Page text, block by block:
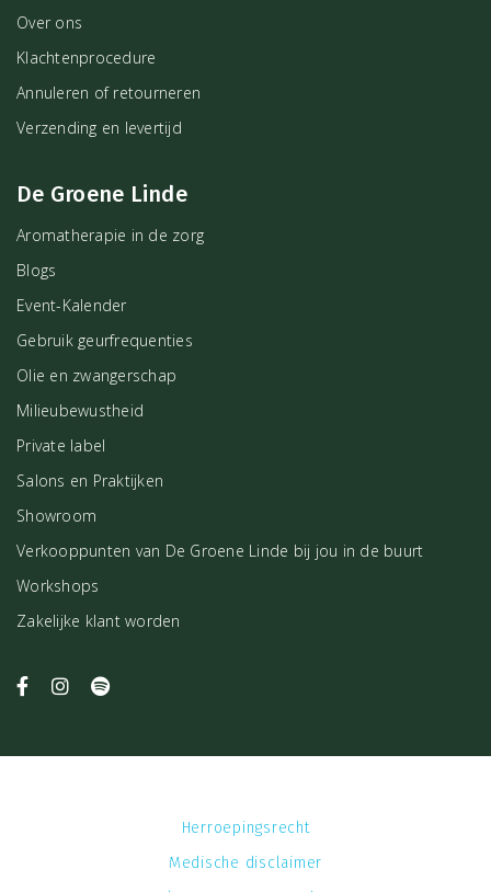
Over ons
Klachtenprocedure
Annuleren of retourneren
Verzending en levertijd
De Groene Linde
Aromatherapie in de zorg
Blogs
Event-Kalender
Gebruik geurfrequenties
Olie en zwangerschap
Milieubewustheid
Private label
Salons en Praktijken
Showroom
Verkooppunten van De Groene Linde bij jou in de buurt
Workshops
Zakelijke klant worden
Herroepingsrecht
Medische disclaimer